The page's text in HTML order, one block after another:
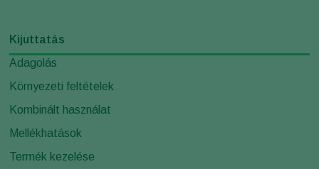
Kijuttatás
Adagolás
Környezeti feltételek
Kombinált használat
Mellékhatások
Termék kezelése